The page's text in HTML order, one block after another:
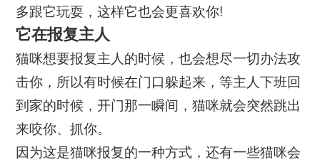
多跟它玩耍，这样它也会更喜欢你!
它在报复主人
猫咪想要报复主人的时候，也会想尽一切办法攻
击你，所以有时候在门口躲起来，等主人下班回
到家的时候，开门那一瞬间，猫咪就会突然跳出
来咬你、抓你。
因为这是猫咪报复的一种方式，还有一些猫咪会